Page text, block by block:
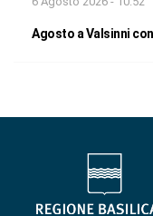
Agosto a Valsinni con